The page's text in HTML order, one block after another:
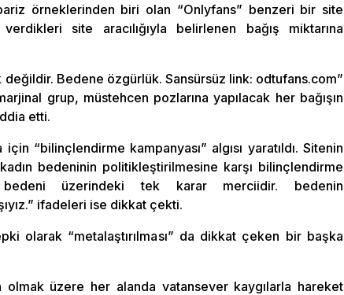
örneklerinden biri olan “Onlyfans” benzeri bir site
site aracılığıyla belirlenen bağış miktarına
Bedene özgürlük. Sansürsüz link: odtufans.com”
grup, müstehcen pozlarına yapılacak her bağışın
etti.
“bilinçlendirme kampanyası” algısı yaratıldı. Sitenin
bedeninin politikleştirilmesine karşı bilinçlendirme
bedeni üzerindeki tek karar merciidir. bedenin
ifadeleri ise dikkat çekti.
olarak “metalaştırılması” da dikkat çeken bir başka
olmak üzere her alanda vatansever kaygılarla hareket